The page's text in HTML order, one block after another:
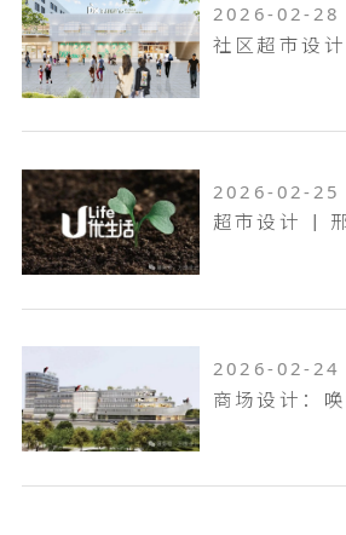
2026-02-28
2026-02-25
2026-02-24